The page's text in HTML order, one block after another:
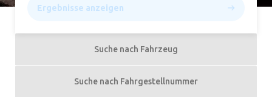
Ergebnisse anzeigen
Suche nach Fahrzeug
Suche nach Fahrgestellnummer